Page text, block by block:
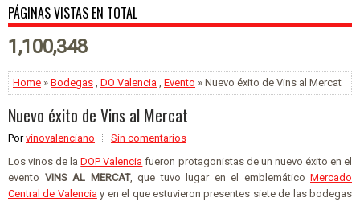
PÁGINAS VISTAS EN TOTAL
1,100,348
Home » Bodegas DO Valencia Evento » Nuevo éxito de Vins al Mercat
Nuevo éxito de Vins al Mercat
Porvinovalenciano
Sin comentarios
Los vinos de laDOP Valencia fueron protagonistas de un nuevo éxito en el
evento VINS AL MERCAT, que tuvo lugar en el emblemático Mercado
Central de Valencia y en el que estuvieron presentes siete de las bodegas